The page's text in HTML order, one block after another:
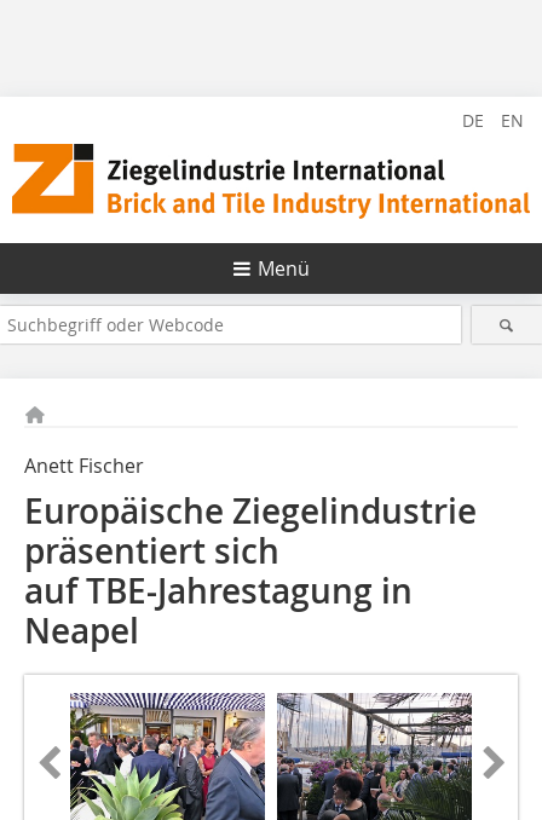
DE EN
Menü
Anett Fischer
Europäische Ziegelindustrie
präsentiert sich
auf TBE-Jahrestagung in
Neapel